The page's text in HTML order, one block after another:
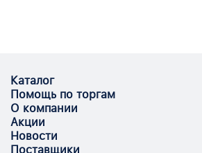
Каталог
Помощь по торгам
О компании
Акции
Новости
Поставщики